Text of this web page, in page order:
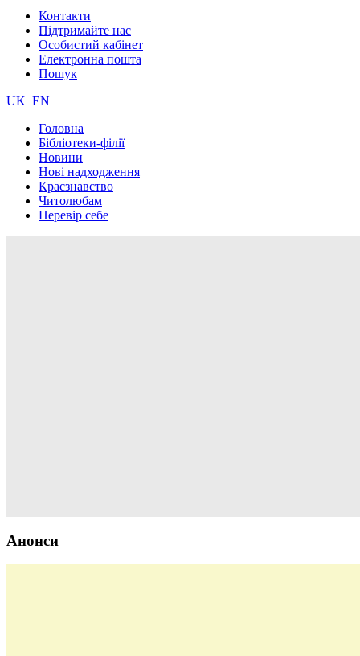
Контакти
Підтримайте нас
Особистий кабінет
Електронна пошта
Пошук
UK EN
Головна
Бібліотеки-філії
Новини
Нові надходження
Краєзнавство
Читолюбам
Перевір себе
Анонси